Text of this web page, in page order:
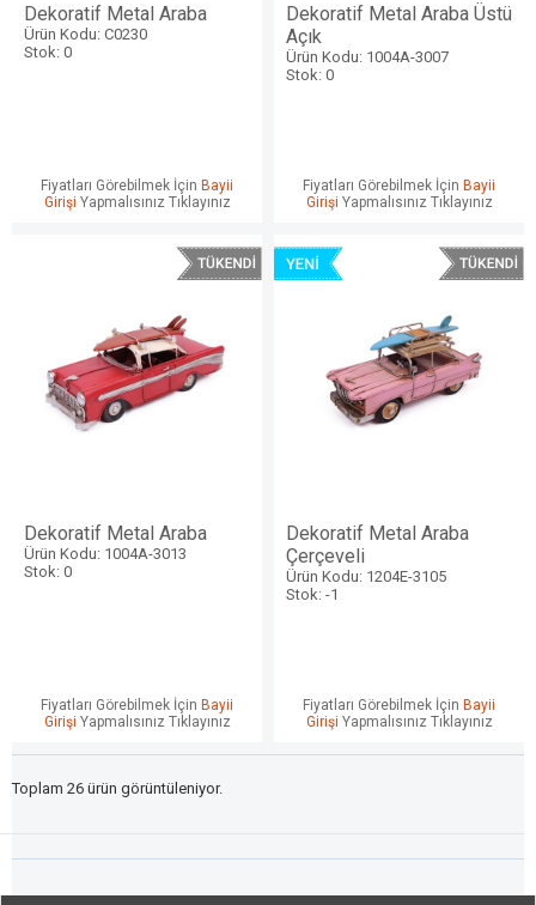
Dekoratif Metal Araba
Ürün Kodu: C0230
Stok: 0
Fiyatları Görebilmek İçin Bayii
Girişi Yapmalısınız Tıklayınız
Dekoratif Metal Araba Üstü
Açık
Ürün Kodu: 1004A-3007
Stok: 0
Fiyatları Görebilmek İçin Bayii
Girişi Yapmalısınız Tıklayınız
Dekoratif Metal Araba
Ürün Kodu: 1004A-3013
Stok: 0
Fiyatları Görebilmek İçin Bayii
Girişi Yapmalısınız Tıklayınız
Dekoratif Metal Araba
Çerçeveli
Ürün Kodu: 1204E-3105
Stok: -1
Fiyatları Görebilmek İçin Bayii
Girişi Yapmalısınız Tıklayınız
Toplam 26 ürün görüntüleniyor.